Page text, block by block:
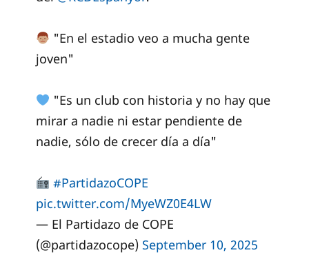
"En el estadio veo a mucha gente
joven"
"Es un club con historia y no hay que
mirar a nadie ni estar pendiente de
nadie, sólo de crecer día a día"
#PartidazoCOPE
pic.twitter.com/MyeWZ0E4LW
— El Partidazo de COPE
(@partidazocope) September 10, 2025